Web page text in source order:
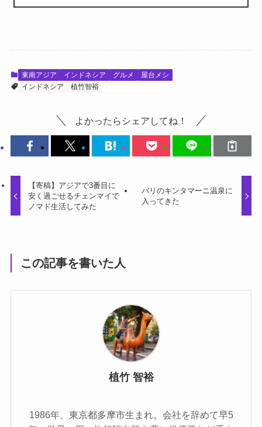
東南アジア インドネシア グルメ
屋台メシ
インドネシア
植竹智裕
よかったらシェアしてね！
【寄稿】アジアで3番目に
安く過ごせるチェンマイで
ノマド生活してみた
バリのキンタマーニ温泉に
入ってきた
この記事を書いた人
植竹 智裕
1986年、東京都多摩市生まれ。会社を辞めて早5